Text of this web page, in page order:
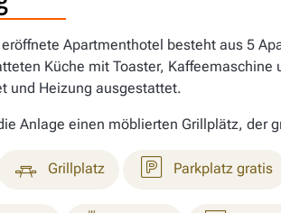
Apartmenthotel besteht aus 5
Küche mit Toaster,
und Heizung ausgestattet.
Anlage einen möblierten Grillplätz, der
Grillplatz Parkplatz gratis